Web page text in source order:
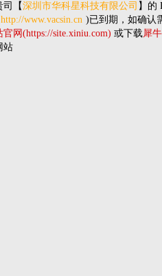
司 【深圳市华科星科技有限公司 】的
http://www.vacsin.cn )已到期，如确认
官网(https://site.xiniu.com) 或下载犀
站